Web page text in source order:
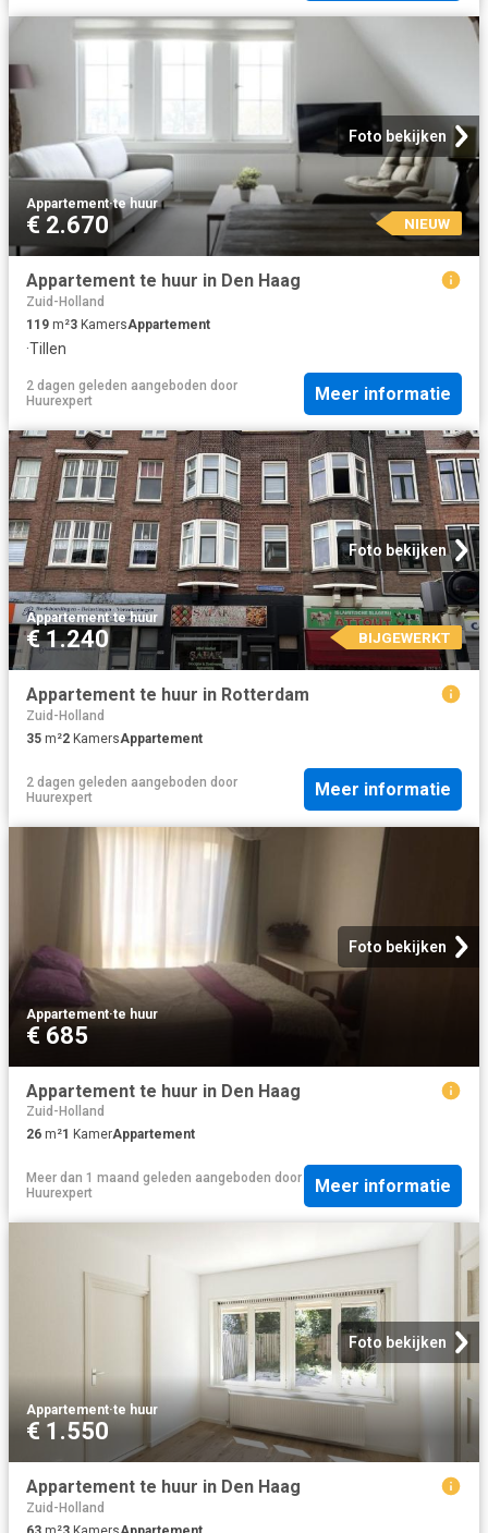
Foto bekijken
Appartement·te huur
€ 2.670 NIEUW
Appartement te huur in Den Haag
Zuid-Holland
119 m²3 KamersAppartement
·Tillen
2 dagen geleden aangeboden door
Huurexpert
Meer informatie
Foto bekijken
Appartement·te huur
€ 1.240 BIJGEWERKT
Appartement te huur in Rotterdam
Zuid-Holland
35 m²2 KamersAppartement
2 dagen geleden aangeboden door
Huurexpert
Meer informatie
Foto bekijken
Appartement·te huur
€ 685
Appartement te huur in Den Haag
Zuid-Holland
26 m²1 KamerAppartement
Meer dan 1 maand geleden aangeboden door
Huurexpert
Meer informatie
Foto bekijken
Appartement·te huur
€ 1.550
Appartement te huur in Den Haag
Zuid-Holland